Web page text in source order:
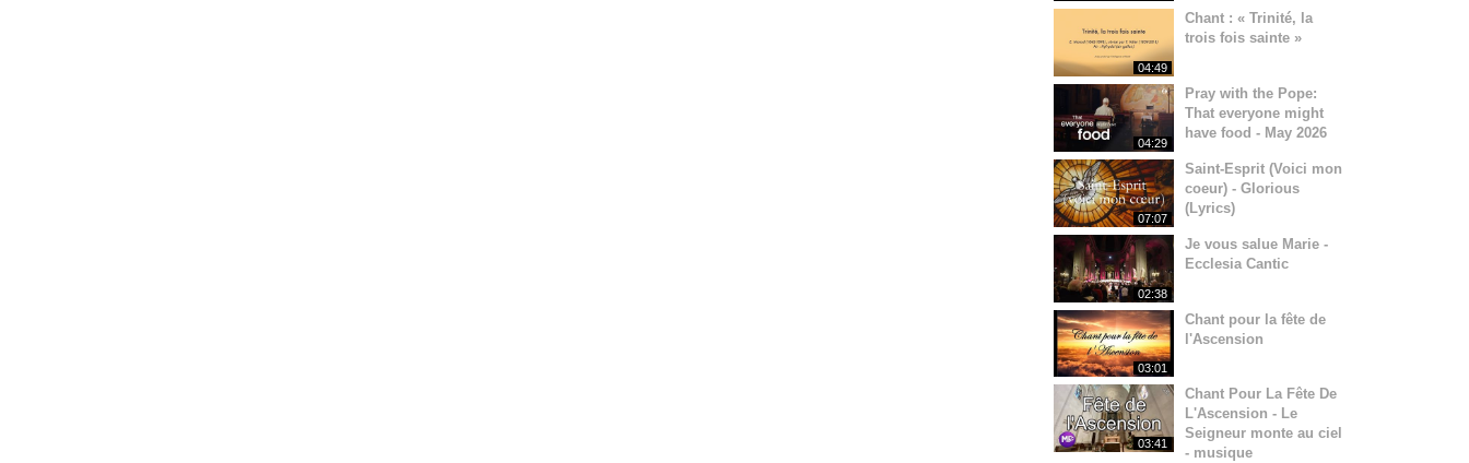
04:49
Chant : « Trinité, la
trois fois sainte »
04:29
Pray with the Pope:
That everyone might
have food - May 2026
07:07
Saint-Esprit (Voici mon
coeur) - Glorious
(Lyrics)
02:38
Je vous salue Marie -
Ecclesia Cantic
03:01
Chant pour la fête de
l'Ascension
03:41
Chant Pour La Fête De
L'Ascension - Le
Seigneur monte au ciel
- musique